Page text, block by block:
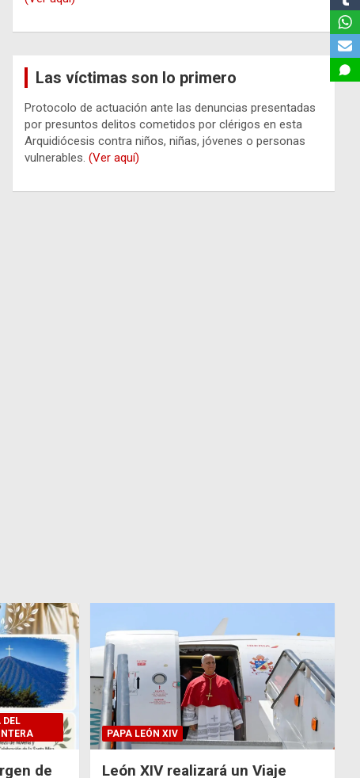
Las víctimas son lo primero
Protocolo de actuación ante las denuncias presentadas
por presuntos delitos cometidos por clérigos en esta
Arquidiócesis contra niños, niñas, jóvenes o personas
vulnerables.(Ver aquí)
DEL
de
PAPA LEÓN XIV
León XIV realizará un Viaje